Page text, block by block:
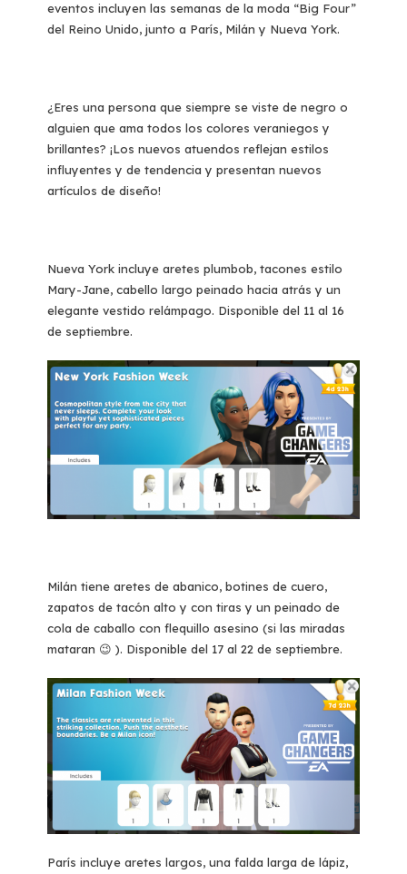
eventos incluyen las semanas de la moda “Big Four”
del Reino Unido, junto a París, Milán y Nueva York.
¿Eres una persona que siempre se viste de negro o
alguien que ama todos los colores veraniegos y
brillantes? ¡Los nuevos atuendos reflejan estilos
influyentes y de tendencia y presentan nuevos
artículos de diseño!
Nueva York incluye aretes plumbob, tacones estilo
Mary-Jane, cabello largo peinado hacia atrás y un
elegante vestido relámpago. Disponible del 11 al 16
de septiembre.
Milán tiene aretes de abanico, botines de cuero,
zapatos de tacón alto y con tiras y un peinado de
cola de caballo con flequillo asesino (si las miradas
mataran 😉 ). Disponible del 17 al 22 de septiembre.
París incluye aretes largos, una falda larga de lápiz,